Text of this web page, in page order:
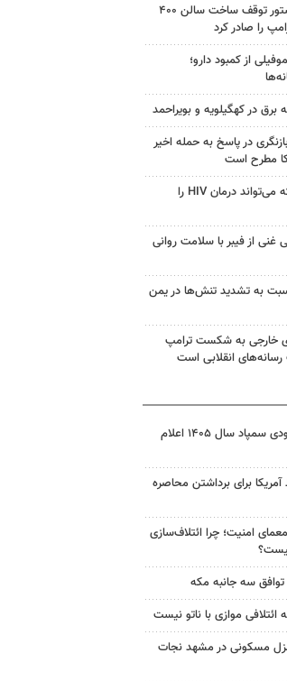
دادگاه آمریکا دستور توقف ساخت سالن ۴۰۰
را صادر کرد
از کمبود دارو؛
برق در کهگیلویه و بویراحمد
در پاسخ به حمله اخیر
مطرح است
قرص آزمایشی که می‌تواند درمان HIV را
غنی از فیبر با سلامت روانی
به تشدید تنش‌ها در یمن
خارجی به شکست ترامپ
انقلابی است
نتیجه آزمون ورودی سمپاد سال ۱۴۰۵ اعلام
برای برداشتن محاصره
امنیت؛ چرا ائتلاف‌سازی
سه جانبه مکه
ائتلافی موازی با ناتو نیست
مسکونی در مشهد نجات